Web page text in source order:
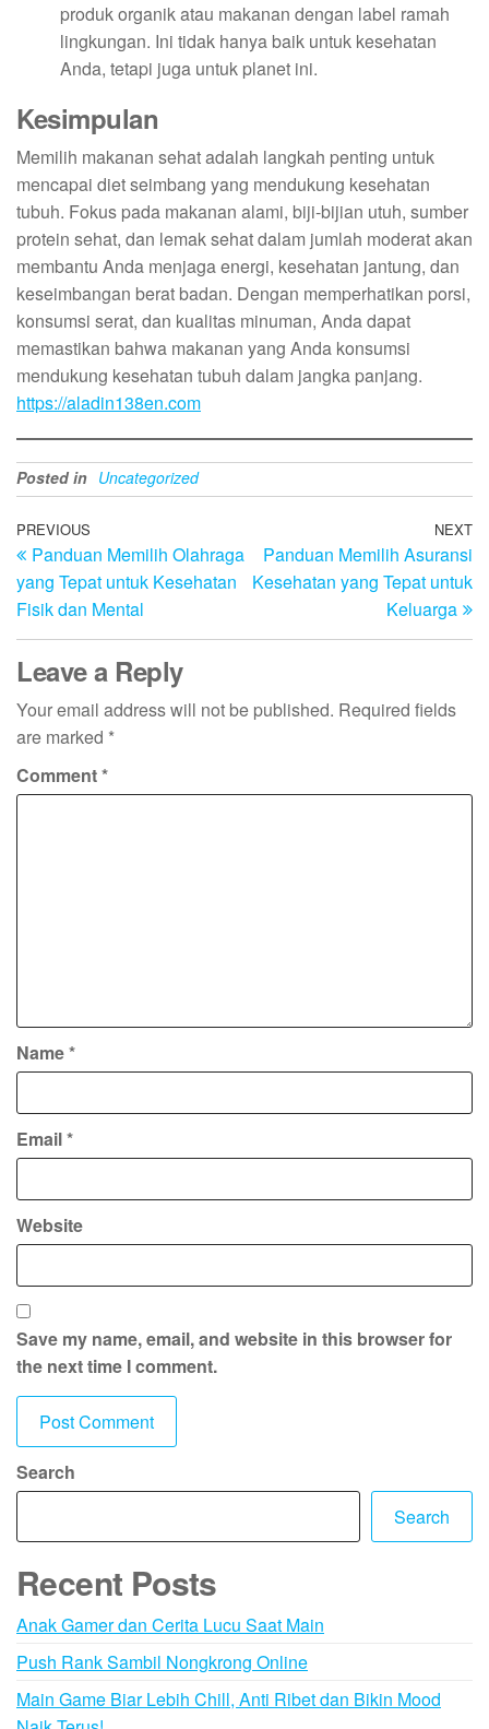
produk organik atau makanan dengan label ramah
lingkungan. Ini tidak hanya baik untuk kesehatan
Anda, tetapi juga untuk planet ini.
Kesimpulan
Memilih makanan sehat adalah langkah penting untuk
mencapai diet seimbang yang mendukung kesehatan
tubuh. Fokus pada makanan alami, biji-bijian utuh, sumber
protein sehat, dan lemak sehat dalam jumlah moderat akan
membantu Anda menjaga energi, kesehatan jantung, dan
keseimbangan berat badan. Dengan memperhatikan porsi,
konsumsi serat, dan kualitas minuman, Anda dapat
memastikan bahwa makanan yang Anda konsumsi
mendukung kesehatan tubuh dalam jangka panjang.
https://aladin138en.com
Posted in Uncategorized
Post
navigation
Previous
Post
PREVIOUS
Panduan Memilih Olahraga
yang Tepat untuk Kesehatan
Fisik dan Mental
NEXT
Panduan Memilih Asuransi
Kesehatan yang Tepat untuk
Keluarga
Leave a Reply
Your email address will not be published. Required fields
are marked *
Comment*
Name*
Email*
Website
Save my name, email, and website in this browser for
the next time I comment.
Search
Search
Recent Posts
Anak Gamer dan Cerita Lucu Saat Main
Push Rank Sambil Nongkrong Online
Main Game Biar Lebih Chill, Anti Ribet dan Bikin Mood